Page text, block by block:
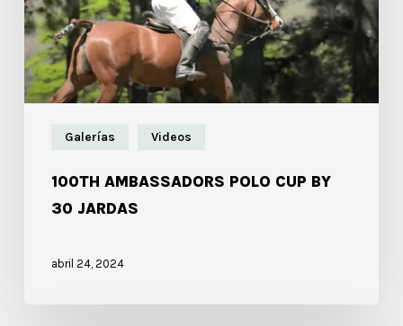
Galerías Videos
100TH AMBASSADORS POLO CUP BY
30 JARDAS
abril 24, 2024